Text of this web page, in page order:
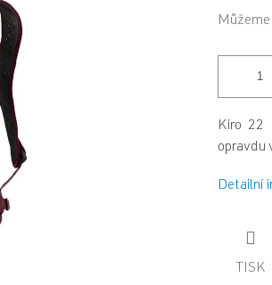
Kiro 22
opravdu
Detailní
TISK